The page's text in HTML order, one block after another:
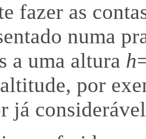
fazer as
numa
a uma altura h
por
já